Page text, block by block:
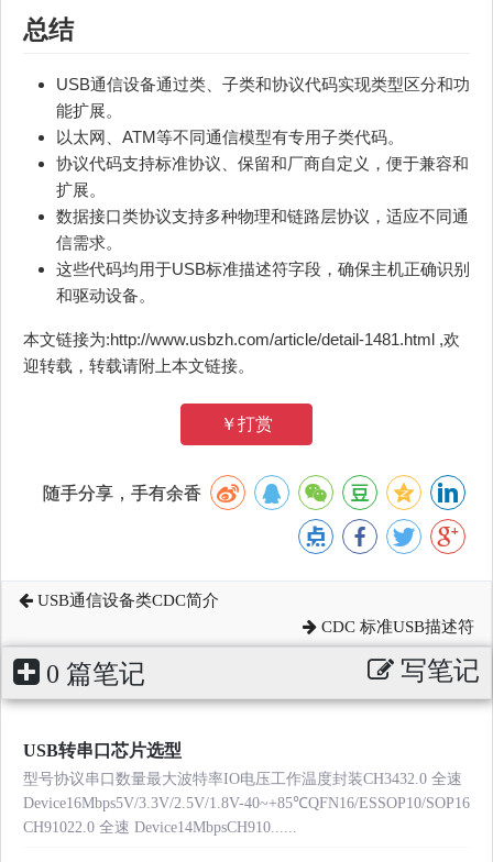
总结
USB通信设备通过类、子类和协议代码实现类型区分和功
能扩展。
以太网、ATM等不同通信模型有专用子类代码。
协议代码支持标准协议、保留和厂商自定义，便于兼容和
扩展。
数据接口类协议支持多种物理和链路层协议，适应不同通
信需求。
这些代码均用于USB标准描述符字段，确保主机正确识别
和驱动设备。
本文链接为:http://www.usbzh.com/article/detail-1481.html ,欢
迎转载，转载请附上本文链接。
￥打赏
随手分享，手有余香
USB通信设备类CDC简介
CDC 标准USB描述符
0 篇笔记 写笔记
USB转串口芯片选型
型号协议串口数量最大波特率IO电压工作温度封装CH3432.0 全速
Device16Mbps5V/3.3V/2.5V/1.8V-40~+85℃QFN16/ESSOP10/SOP16
CH91022.0 全速 Device14MbpsCH910......